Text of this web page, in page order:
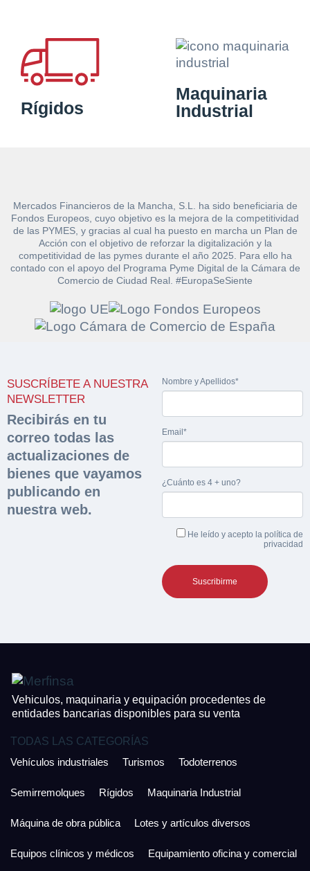
Rígidos
Maquinaria
Industrial
Mercados Financieros de la Mancha, S.L. ha sido beneficiaria de
Fondos Europeos, cuyo objetivo es la mejora de la competitividad
de las PYMES, y gracias al cual ha puesto en marcha un Plan de
Acción con el objetivo de reforzar la digitalización y la
competitividad de las pymes durante el año 2025. Para ello ha
contado con el apoyo del Programa Pyme Digital de la Cámara de
Comercio de Ciudad Real. #EuropaSeSiente
SUSCRÍBETE A NUESTRA
NEWSLETTER
Recibirás en tu
correo todas las
actualizaciones de
bienes que vayamos
publicando en
nuestra web.
Nombre y Apellidos*
Email*
¿Cuánto es 4 + uno?
He leído y acepto la política de
privacidad
Vehiculos, maquinaria y equipación procedentes de
entidades bancarias disponibles para su venta
TODAS LAS CATEGORÍAS
Vehículos industriales
Turismos Todoterrenos
Semirremolques Rígidos Maquinaria Industrial
Máquina de obra pública Lotes y artículos diversos
Equipos clínicos y médicos Equipamiento oficina y comercial
documentación
sobre la peritación
Rellene este formulario y recibirá en su email el
enlace para descargar la documentación
Nombre y Apellidos*
Hacer Oferta
Razón social*
Teléfono*
Nombre y Apellidos*
Acepto la Política de Privacidad y las Condiciones de Uso.
continuación confirma que estás de acuerdo con ambas.
Sobre Merfinsa
Venta de bienes muebles
Vehículos